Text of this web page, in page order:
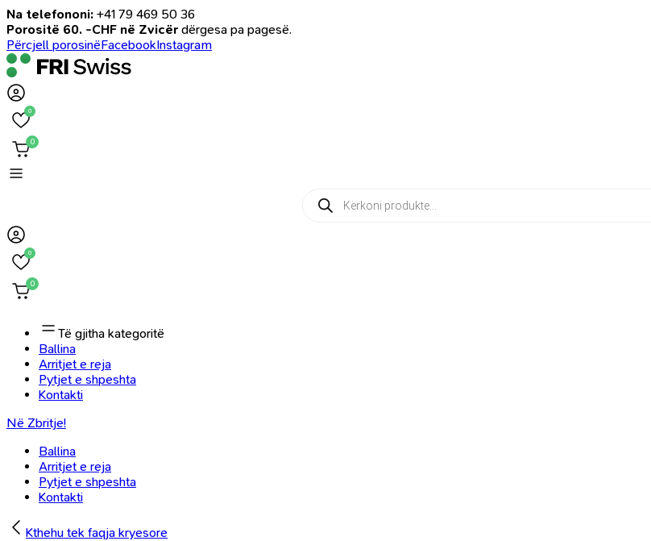
Na telefononi: +41 79 469 50 36
Porositë 60. -CHF në Zvicër dërgesa pa pagesë.
Përcjell porosinëFacebookInstagram
0
0
Products
search
0
0
Të gjitha kategoritë
Ballina
Arritjet e reja
Pytjet e shpeshta
Kontakti
Në Zbritje!
Ballina
Arritjet e reja
Pytjet e shpeshta
Kontakti
Kthehu tek faqja kryesore